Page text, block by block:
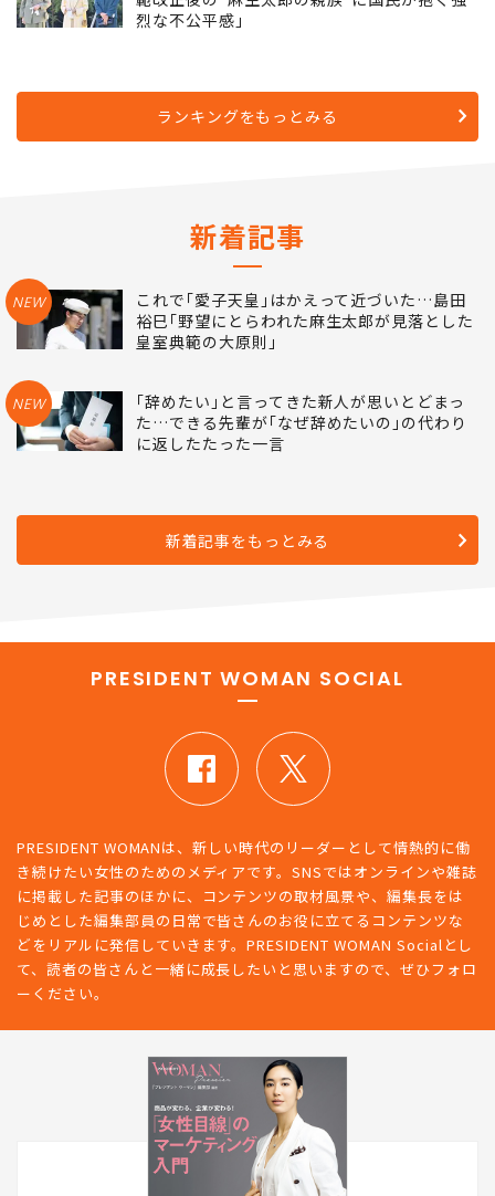
烈な不公平感｣
ランキングをもっとみる
新着記事
NEW
これで｢愛子天皇｣はかえって近づいた…島田
裕巳｢野望にとらわれた麻生太郎が見落とした
皇室典範の大原則｣
NEW
｢辞めたい｣と言ってきた新人が思いとどまっ
た…できる先輩が｢なぜ辞めたいの｣の代わり
に返したたった一言
新着記事をもっとみる
PRESIDENT WOMAN SOCIAL
PRESIDENT WOMANは、新しい時代のリーダーとして情熱的に働
き続けたい女性のためのメディアです。SNSではオンラインや雑誌
に掲載した記事のほかに、コンテンツの取材風景や、編集長をは
じめとした編集部員の日常で皆さんのお役に立てるコンテンツな
どをリアルに発信していきます。PRESIDENT WOMAN Socialとし
て、読者の皆さんと一緒に成長したいと思いますので、ぜひフォロ
ーください。